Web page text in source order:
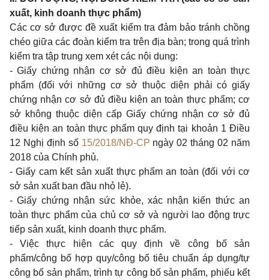
xuất, kinh doanh thực phẩm)
Các cơ sở được đề xuất kiểm tra đảm bảo tránh chồng
chéo giữa các đoàn kiểm tra trên địa bàn; trong quá trình
kiểm tra tập trung xem xét các nội dung:
- Giấy chứng nhận cơ sở đủ điều kiện an toàn thực
phẩm (đối với những cơ sở thuộc diện phải có giấy
chứng nhận cơ sở đủ điều kiện an toàn thực phẩm; cơ
sở không thuộc diện cấp Giấy chứng nhận cơ sở đủ
điều kiện an toàn thực phẩm quy định tại khoản 1 Điều
12 Nghị định số 15/2018/NĐ-CP ngày 02 tháng 02 năm
2018 của Chính phủ.
- Giấy cam kết sản xuất thực phẩm an toàn (đối với cơ
sở sản xuất ban đầu nhỏ lẻ).
- Giấy chứng nhận sức khỏe, xác nhận kiến thức an
toàn thực phẩm của chủ cơ sở và người lao động trực
tiếp sản xuất, kinh doanh thực phẩm.
- Việc thực hiện các quy định về công bố sản
phẩm/công bố hợp quy/công bố tiêu chuẩn áp dụng/tự
công bố sản phẩm, trình tự công bố sản phẩm, phiếu kết